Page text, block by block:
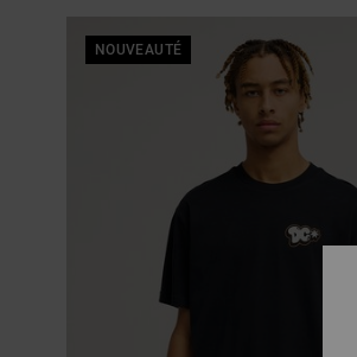
NOUVEAUTÉ